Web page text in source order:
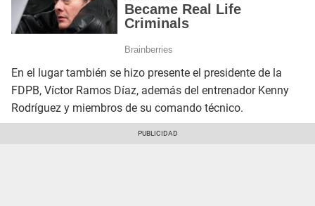
En el lugar también se hizo presente el presidente de la
FDPB, Víctor Ramos Díaz, además del entrenador Kenny
Rodríguez y miembros de su comando técnico.